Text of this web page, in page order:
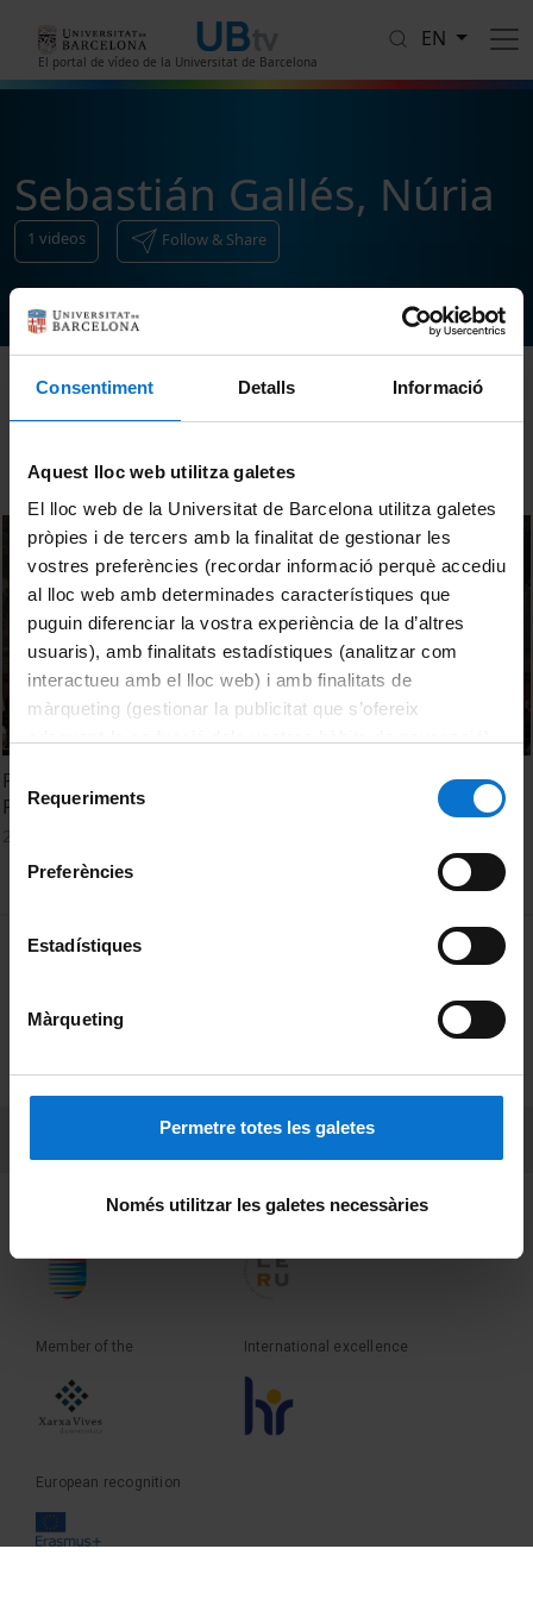
Consentiment Detalls Informació
Aquest lloc web utilitza galetes
El lloc web de la Universitat de Barcelona utilitza galetes
pròpies i de tercers amb la finalitat de gestionar les
vostres preferències (recordar informació perquè accediu
al lloc web amb determinades característiques que
puguin diferenciar la vostra experiència de la d’altres
usuaris), amb finalitats estadístiques (analitzar com
interactueu amb el lloc web) i amb finalitats de
màrqueting (gestionar la publicitat que s’ofereix
consultar laPolítica de galetes del lloc web de la
Selecció
de Requeriments
Preferències
Estadístiques
Màrqueting
Permetre totes les galetes
Només utilitzar les galetes necessàries
El portal de vídeo de la Universitat de Barcelona
EN
Sebastián Gallés, Núria
1 videos Follow & Share
Sort
Facultat de Psicologia. Acte acadèmic de graduació.
Promoció 2023. Sessió 29 de novembre
MENÚ PEU 1
Terms and privacy
Founder of the Member of the
Member of the International excellence
European recognition